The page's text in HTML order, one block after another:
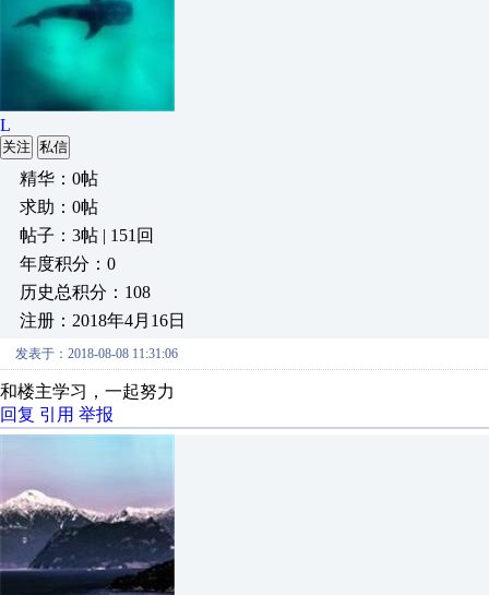
L
关注 私信
精华：0帖
求助：0帖
帖子：3帖 | 151回
年度积分：0
历史总积分：108
注册：2018年4月16日
发表于：2018-08-08 11:31:06
和楼主学习，一起努力
回复 引用 举报